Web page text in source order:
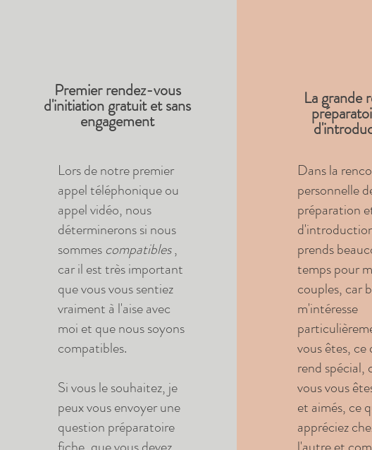
Premier rendez-vous
d'initiation gratuit et sans
engagement
Lors de notre premier
appel téléphonique ou
appel vidéo, nous
déterminerons si nous
sommes compatibles,
car il est très important
que vous vous sentiez
vraiment à l'aise avec
moi et que nous soyons
compatibles.
Si vous le souhaitez, je
peux vous envoyer une
question préparatoire
La grande
Dans la
personnelle
préparation
prends
temps pour
couples, car
m'intéresse
vous êtes, ce
rend spécial,
vous vous
et aimés, ce
appréciez